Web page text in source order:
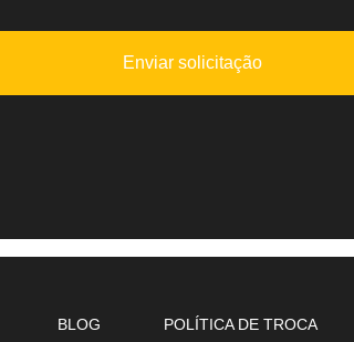
BLOG POLÍTICA DE TROCA